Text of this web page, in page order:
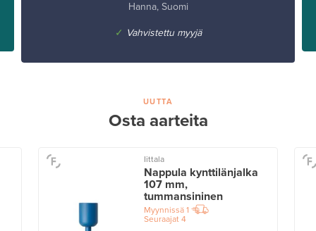
Hanna, Suomi
✓ Vahvistettu myyjä
UUTTA
Osta aarteita
Iittala
Nappula kynttilänjalka
107 mm,
tummansininen
Myynnissä1
Seuraajat4